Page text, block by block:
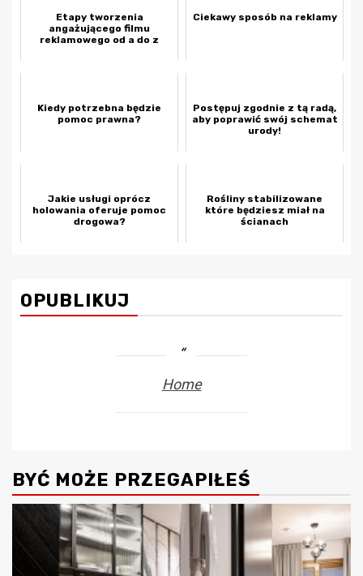
Etapy tworzenia
angażującego filmu
reklamowego od a do z
Ciekawy sposób na reklamy
Kiedy potrzebna będzie
pomoc prawna?
Postępuj zgodnie z tą radą,
aby poprawić swój schemat
urody!
Jakie usługi oprócz
holowania oferuje pomoc
drogowa?
Rośliny stabilizowane
które będziesz miał na
ścianach
OPUBLIKUJ
Home
BYĆ MOŻE PRZEGAPIŁEŚ